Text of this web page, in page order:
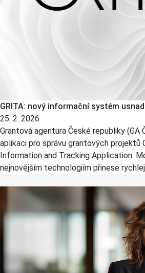
GRITA: nový informační systém
25. 2. 2026
Grantová agentura České republiky (GA
aplikaci pro správu grantových projektů
Information and Tracking Application.
nejnovějším technologiím přinese
pravomocí a plno dalšího. Zájemci ji
grita.gov.cz. „GRITA zajistí nejen
projektů, ale zefektivní také fungování
projektů, které jsou každý rok přihlášeny
předseda GA ČR prof. Milan Jirsa.
GRIS, z jehož principů vychází, takže se
současní řešitelé a navrhovatelé